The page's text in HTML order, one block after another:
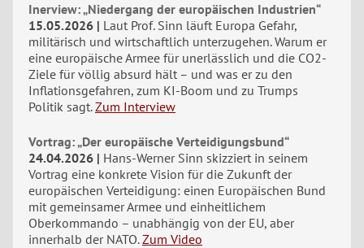
Inerview: „Niedergang der europäischen Industrien“
15.05.2026
Laut Prof. Sinn läuft Europa Gefahr,
militärisch und wirtschaftlich unterzugehen. Warum er
eine europäische Armee für unerlässlich und die CO2-
Ziele für völlig absurd hält – und was er zu den
Inflationsgefahren, zum KI-Boom und zu Trumps
Politik sagt. Zum Interview
Vortrag: „Der europäische Verteidigungsbund“
24.04.2026
Hans-Werner Sinn skizziert in seinem
Vortrag eine konkrete Vision für die Zukunft der
europäischen Verteidigung: einen Europäischen Bund
mit gemeinsamer Armee und einheitlichem
Oberkommando – unabhängig von der EU, aber
innerhalb der NATO. Zum Video